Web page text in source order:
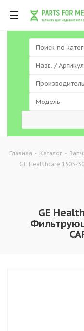
Главная - Каталог -
GE Healthcare 1505-
GE